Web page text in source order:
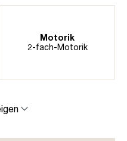
Motorik
2-fach-Motorik